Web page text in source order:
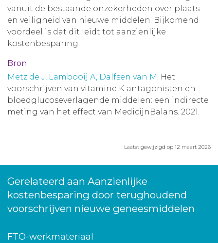
vanuit de bestaande onzekerheden over plaats
en veiligheid van nieuwe middelen. Bijkomend
voordeel is dat dit leidt tot aanzienlijke
kostenbesparing.
Bron
Metz de J, Lambooij A, Dalfsen van M. Het
voorschrijven van vitamine K-antagonisten en
bloedglucoseverlagende middelen: een indirecte
meting van het effect van MedicijnBalans. 2021.
Laatst gewijzigd op 12 maart 2026
Gerelateerd aan Aanzienlijke
kostenbesparing door terughoudend
voorschrijven nieuwe geneesmiddelen
FTO-werkmateriaal